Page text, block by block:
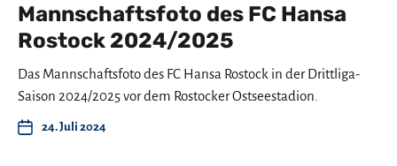
Mannschaftsfoto des FC Hansa
Rostock 2024/2025
Das Mannschaftsfoto des FC Hansa Rostock in der Drittliga-
Saison 2024/2025 vor dem Rostocker Ostseestadion.
24. Juli 2024